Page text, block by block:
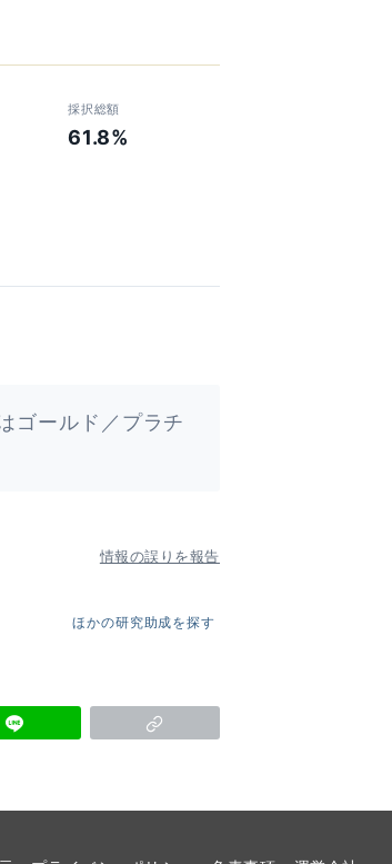
採択総額
61.8%
ゴールド／プラチ
情報の誤りを報告
ほかの研究助成を探す